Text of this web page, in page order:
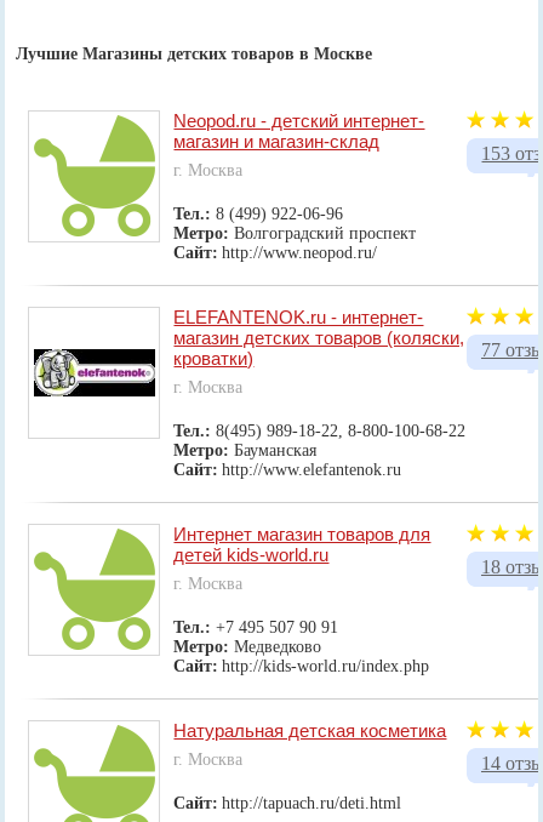
Лучшие Магазины детских товаров в Москве
153
Neopod.ru - детский интернет-
магазин и магазин-склад
г. Москва
Тел.:8 (499) 922-06-96
Метро:Волгоградский проспект
Сайт: http://www.neopod.ru/
77
ELEFANTENOK.ru - интернет-
магазин детских товаров (коляски,
кроватки)
г. Москва
Тел.:8(495) 989-18-22, 8-800-100-68-22
Метро:Бауманская
Сайт: http://www.elefantenok.ru
18
Интернет магазин товаров для
детей kids-world.ru
г. Москва
Тел.:+7 495 507 90 91
Метро:Медведково
Сайт: http://kids-world.ru/index.php
14
Натуральная детская косметика
г. Москва
Сайт: http://tapuach.ru/deti.html